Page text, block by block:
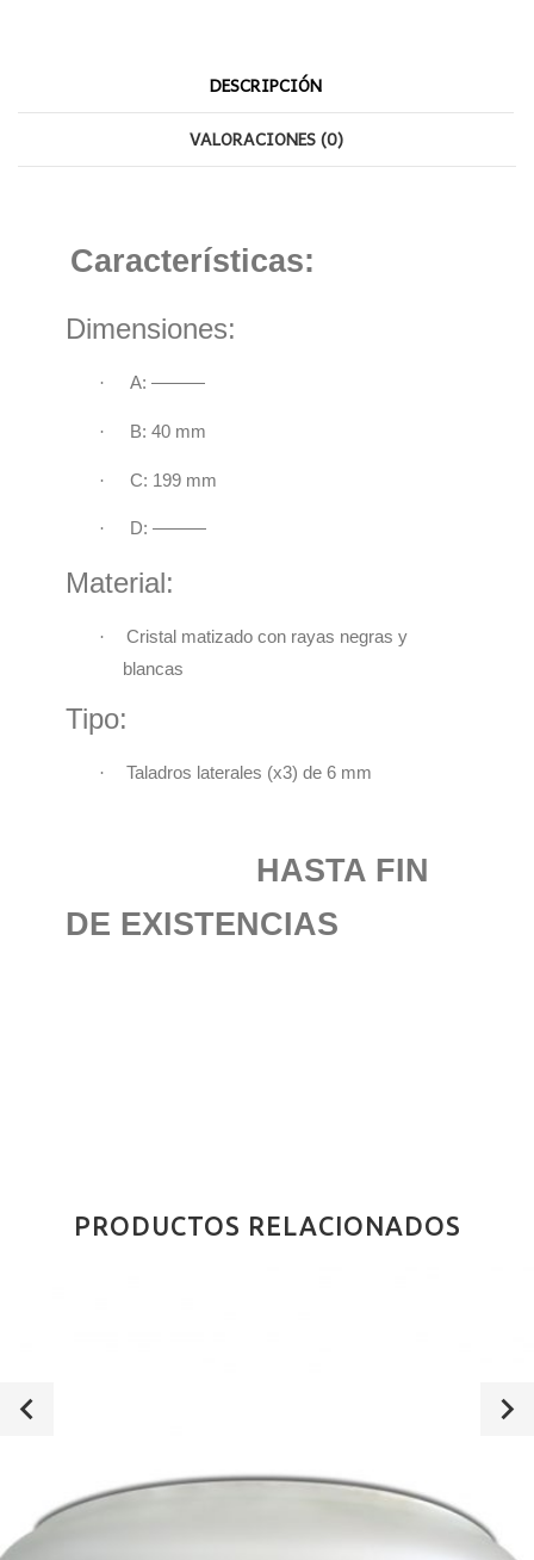
DESCRIPCIÓN
VALORACIONES (0)
Características:
Dimensiones:
· A: ———
· B: 40 mm
· C: 199 mm
· D: ———
Material:
·
Cristal matizado con rayas negras y
blancas
Tipo:
· Taladros laterales (x3) de 6 mm
HASTA FIN
DE EXISTENCIAS
PRODUCTOS RELACIONADOS